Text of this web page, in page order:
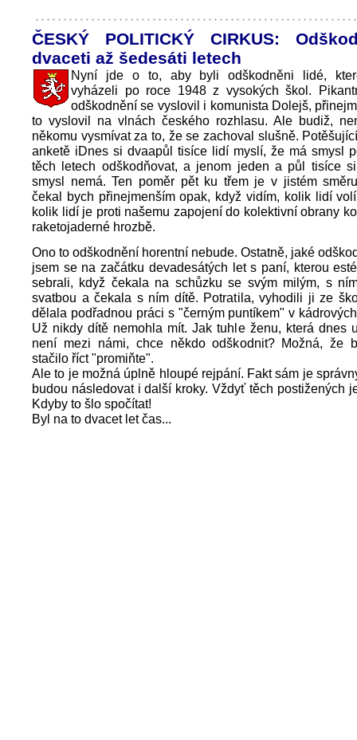
ČESKÝ POLITICKÝ CIRKUS:
dvaceti až šedesáti letech
Nyní jde o to, aby byli odškodněni lidé,
vyházeli po roce 1948 z vysokých škol.
odškodnění se vyslovil i komunista Dolejš,
to vyslovil na vlnách českého rozhlasu. Ale budiž,
někomu vysmívat za to, že se zachoval slušně.
anketě iDnes si dvaapůl tisíce lidí myslí, že má smysl
těch letech odškodňovat, a jenom jeden a půl tisíce
smysl nemá. Ten poměr pět ku třem je v jistém
čekal bych přinejmenším opak, když vidím, kolik lidí
kolik lidí je proti našemu zapojení do kolektivní obrany
raketojaderné hrozbě.
Ono to odškodnění horentní nebude. Ostatně, jaké
jsem se na začátku devadesátých let s paní, kterou
sebrali, když čekala na schůzku se svým milým, s
svatbou a čekala s ním dítě. Potratila, vyhodili ji ze
dělala podřadnou práci s "černým puntíkem" v
Už nikdy dítě nemohla mít. Jak tuhle ženu, která dnes
není mezi námi, chce někdo odškodnit? Možná, že
stačilo říct "promiňte".
Ale to je možná úplně hloupé rejpání. Fakt sám je
budou následovat i další kroky. Vždyť těch postižených
Kdyby to šlo spočítat!
Byl na to dvacet let čas...